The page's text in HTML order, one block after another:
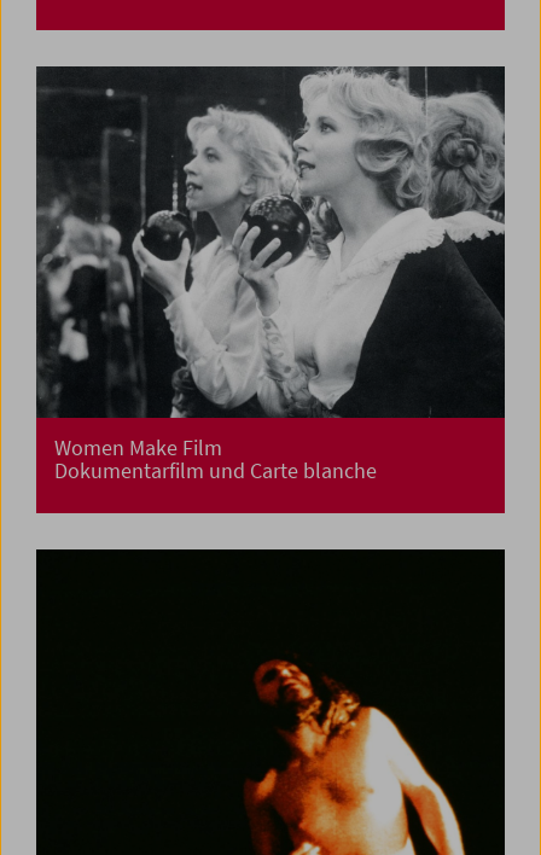
Women Make Film
Dokumentarfilm und Carte blanche